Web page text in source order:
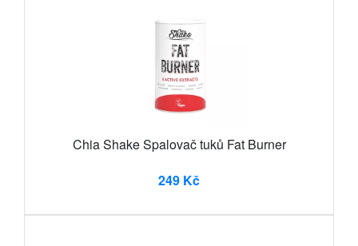
Chia Shake Spalovač tuků Fat Burner
249 Kč